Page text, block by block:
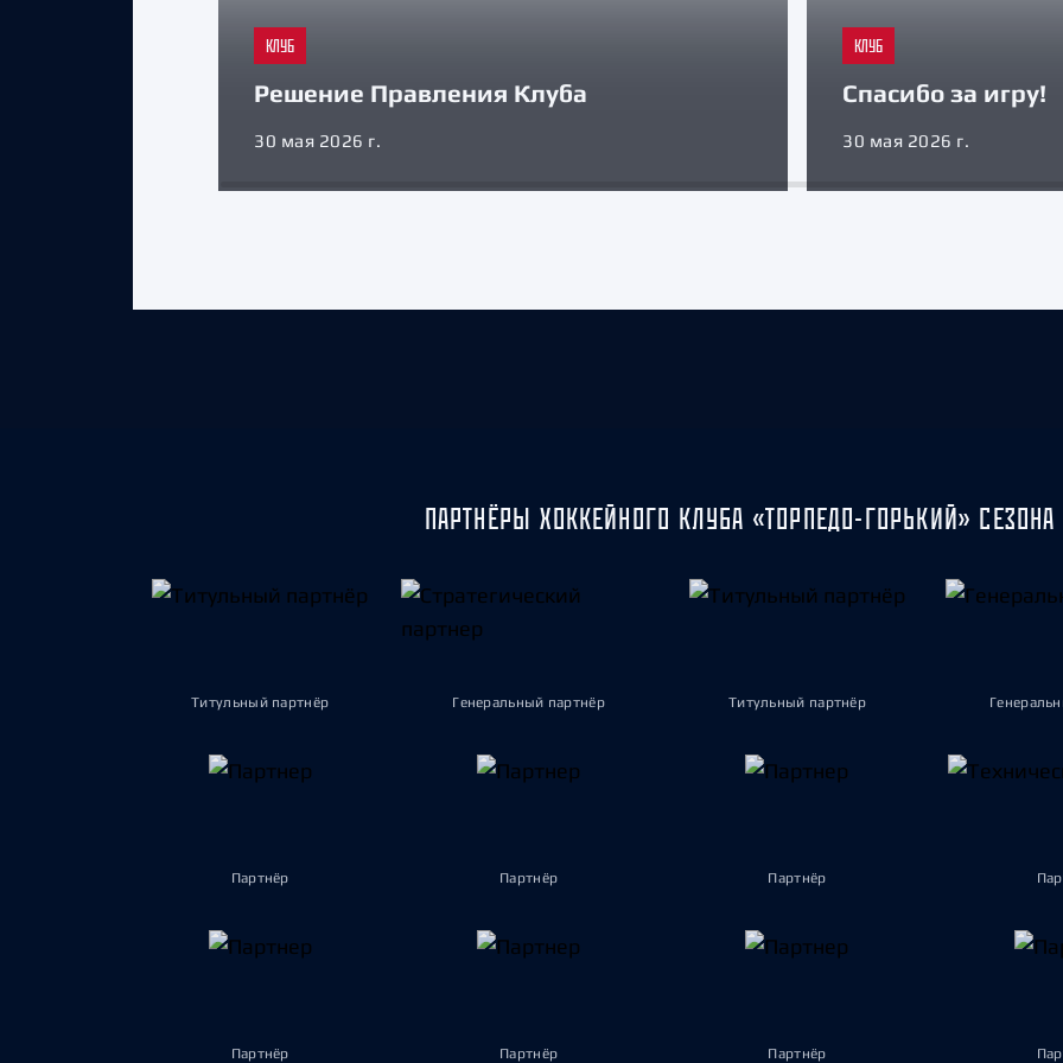
КЛУБ
Решение Правления Клуба
30 мая 2026 г.
КЛУБ
Спасибо за игру!
30 мая 2026 г.
ПАРТНЁРЫ ХОККЕЙНОГО КЛУБА «ТОРПЕДО-ГОРЬКИЙ» СЕЗОНА
Титульный партнёр Генеральный партнёр Титульный партнёр
Партнёр Партнёр Партнёр
Партнёр Партнёр Партнёр